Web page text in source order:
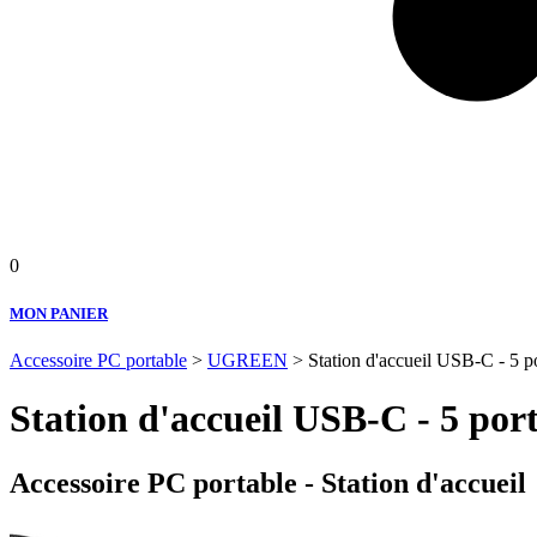
0
MON PANIER
Accessoire PC portable > UGREEN > Station d'accueil USB-C - 5
Station d'accueil USB-C - 5
Accessoire PC portable - Station d'accueil